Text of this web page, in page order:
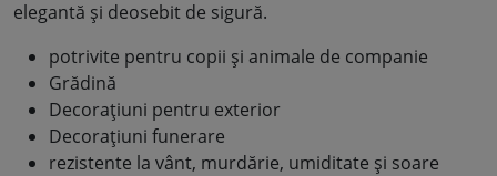
elegantă și deosebit de sigură.
potrivite pentru copii și animale de companie
Grădină
Decorațiuni pentru exterior
Decorațiuni funerare
rezistente la vânt, murdărie, umiditate și soare